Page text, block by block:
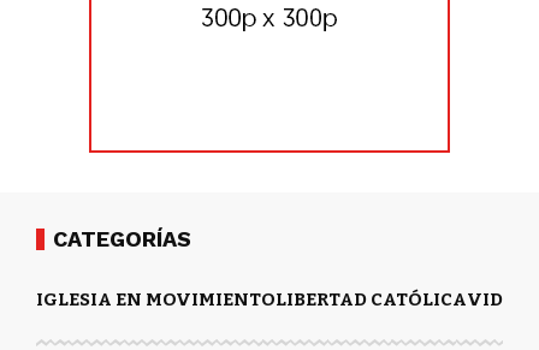
CATEGORÍAS
IGLESIA EN MOVIMIENTOLIBERTAD CATÓLICAVIDA